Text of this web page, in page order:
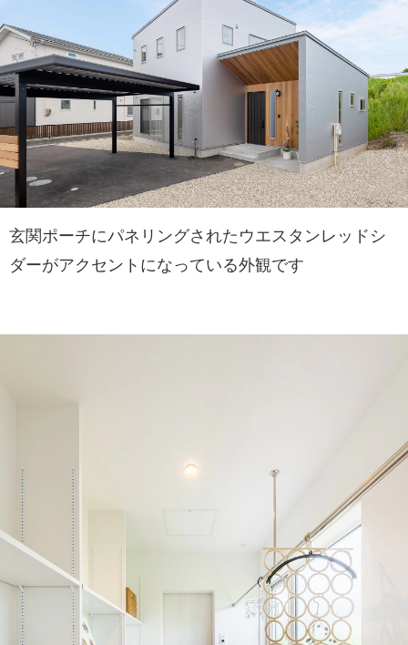
玄関ポーチにパネリングされたウエスタンレッドシ
ダーがアクセントになっている外観です